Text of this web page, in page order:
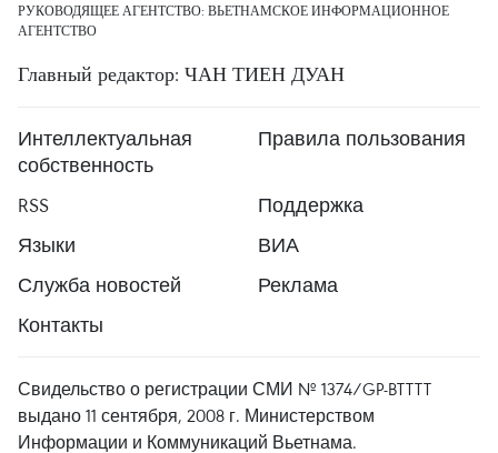
РУКОВОДЯЩЕЕ АГЕНТСТВО: ВЬЕТНАМСКОЕ ИНФОРМАЦИОННОЕ
АГЕНТСТВО
Главный редактор: ЧАН ТИЕН ДУАН
Интеллектуальная
собственность
Правила пользования
RSS
Поддержка
Языки
ВИА
Служба новостей
Реклама
Контакты
Свидельство о регистрации СМИ № 1374/GP-BTTTT
выдано 11 сентября, 2008 г. Министерством
Информации и Коммуникаций Вьетнама.